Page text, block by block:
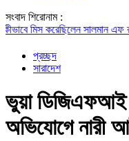
সংবাদ শিরোনাম :
মিস করেছিলেন সালমান এফ রহমান
প্রচ্ছদ
সারাদেশ
ভুয়া ডিজিএফআই
অভিযোগে নারী